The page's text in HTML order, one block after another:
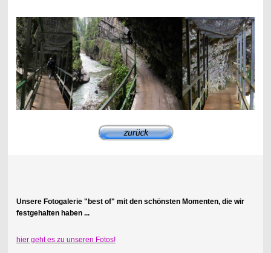
Unsere Fotogalerie "best of" mit den schönsten Momenten, die wir
festgehalten haben ...
hier geht es zu unseren Fotos!